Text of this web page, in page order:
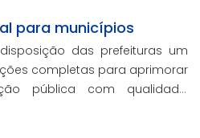
para municípios
das prefeituras um
completas para aprimorar
pública com qualidade,
dos Prefeito